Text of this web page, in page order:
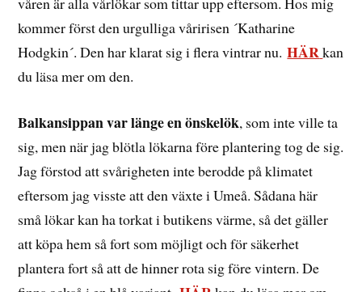
kommer först den urgulliga våririsen ´Katharine
Hodgkin´. Den har klarat sig i flera vintrar nu.HÄRkan
du läsa mer om den.
Balkansippan var länge en önskelök, som inte ville ta
sig, men när jag blötla lökarna före plantering tog de sig.
Jag förstod att svårigheten inte berodde på klimatet
eftersom jag visste att den växte i Umeå. Sådana här
små lökar kan ha torkat i butikens värme, så det gäller
att köpa hem så fort som möjligt och för säkerhet
plantera fort så att de hinner rota sig före vintern. De